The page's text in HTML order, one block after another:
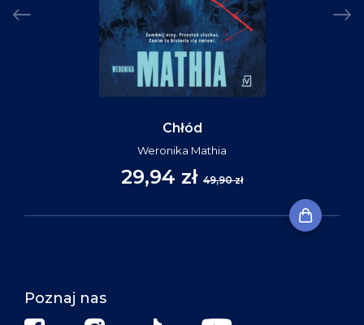
Chłód
Weronika Mathia
29,94 zł 49,90 zł
Poznaj nas